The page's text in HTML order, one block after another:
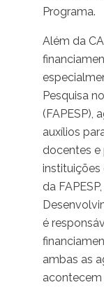
Programa.
Além da
Pesquisa
(FAPESP),
auxílios
docentes e
instituições
da
é
ambas as
acontecem